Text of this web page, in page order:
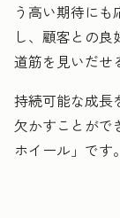
う高い期待に
し、顧客との
道筋を見いだせ
持続可能な成長
欠かすことがで
ホイール」です。